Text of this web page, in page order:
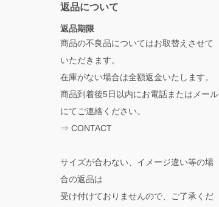
返品について
返品期限
商品の不良品についてはお取替えさせて
いただきます。
在庫がない場合は全額返金いたします。
商品到着後5日以内にお電話またはメール
にてご連絡ください。
⇒ CONTACT
サイズが合わない、イメージ違い等の場
合の返品は
受け付けておりませんので、ご了承くだ